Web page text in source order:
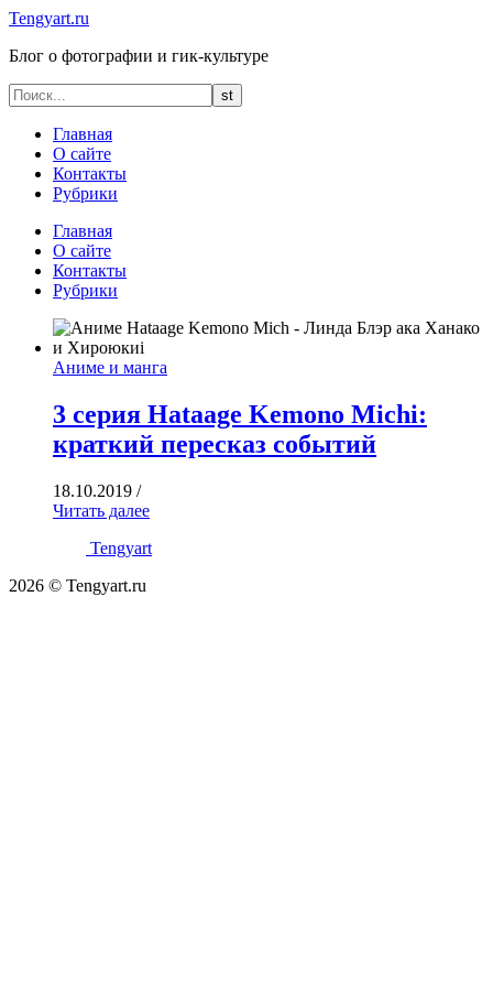
Tengyart.ru
Блог о фотографии и гик-культуре
Главная
О сайте
Контакты
Рубрики
Главная
О сайте
Контакты
Рубрики
Аниме и манга
3 серия Hataage Kemono Michi:
краткий пересказ событий
18.10.2019 /
Читать далее
Tengyart
2026 © Tengyart.ru